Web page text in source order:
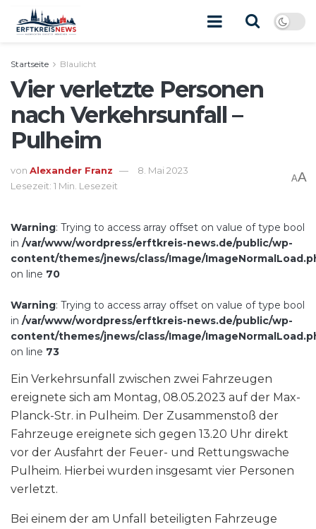
Startseite Blaulicht
Vier verletzte Personen
nach Verkehrsunfall –
Pulheim
von Alexander Franz
8. Mai 2023
Lesezeit: 1 Min. Lesezeit
AA
Warning: Trying to access array offset on value of type bool
in /var/www/wordpress/erftkreis-news.de/public/wp-
content/themes/jnews/class/Image/
on line 70
Warning: Trying to access array offset on value of type bool
in /var/www/wordpress/erftkreis-news.de/public/wp-
content/themes/jnews/class/Image/
on line 73
Ein Verkehrsunfall zwischen zwei Fahrzeugen
ereignete sich am Montag, 08.05.2023 auf der Max-
Planck-Str. in Pulheim. Der Zusammenstoß der
Fahrzeuge ereignete sich gegen 13.20 Uhr direkt
vor der Ausfahrt der Feuer- und Rettungswache
Pulheim. Hierbei wurden insgesamt vier Personen
verletzt.
Bei einem der am Unfall beteiligten Fahrzeuge